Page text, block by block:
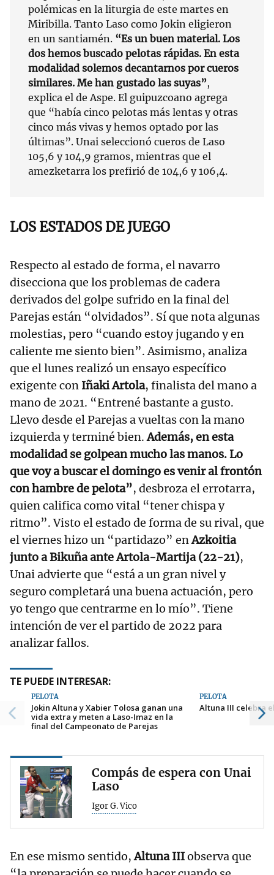
polémicas en la liturgia de este martes en
Miribilla. Tanto Laso como Jokin eligieron
en un santiamén. “Es un buen material. Los
dos hemos buscado pelotas rápidas. En esta
modalidad solemos decantarnos por cueros
similares. Me han gustado las suyas”,
explica el de Aspe. El guipuzcoano agrega
que “había cinco pelotas más lentas y otras
cinco más vivas y hemos optado por las
últimas”. Unai seleccionó cueros de Laso
105,6 y 104,9 gramos, mientras que el
amezketarra los prefirió de 104,6 y 106,4.
LOS ESTADOS DE JUEGO
Respecto al estado de forma, el navarro
disecciona que los problemas de cadera
derivados del golpe sufrido en la final del
Parejas están “olvidados”. Sí que nota algunas
molestias, pero “cuando estoy jugando y en
caliente me siento bien”. Asimismo, analiza
que el lunes realizó un ensayo específico
exigente con Iñaki Artola, finalista del mano a
mano de 2021. “Entrené bastante a gusto.
Llevo desde el Parejas a vueltas con la mano
izquierda y terminé bien.Además, en esta
modalidad se golpean mucho las manos. Lo
que voy a buscar el domingo es venir al frontón
con hambre de pelota”, desbroza el errotarra,
quien califica como vital “tener chispa y
ritmo”. Visto el estado de forma de su rival, que
el viernes hizo un “partidazo” enAzkoitia
junto a Bikuña ante Artola-Martija (22-21),
Unai advierte que “está a un gran nivel y
seguro completará una buena actuación, pero
yo tengo que centrarme en lo mío”. Tiene
intención de ver el partido de 2022 para
analizar fallos.
TE PUEDE INTERESAR:
PELOTA
Jokin Altuna y Xabier Tolosa ganan una
vida extra y meten a Laso-Imaz en la
final del Campeonato de Parejas
PELOTA
Altuna III celebra
Compás de espera con Unai
Laso
Igor G. Vico
En ese mismo sentido,Altuna IIIobserva que